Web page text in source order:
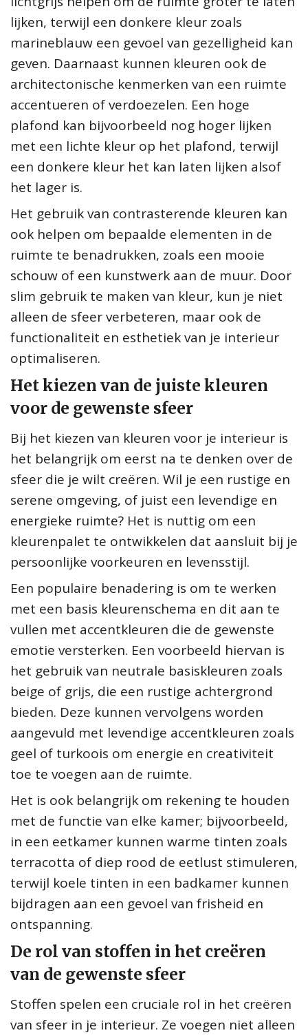
lijken, terwijl een donkere kleur zoals
marineblauw een gevoel van gezelligheid kan
geven. Daarnaast kunnen kleuren ook de
architectonische kenmerken van een ruimte
accentueren of verdoezelen. Een hoge
plafond kan bijvoorbeeld nog hoger lijken
met een lichte kleur op het plafond, terwijl
een donkere kleur het kan laten lijken alsof
het lager is.
Het gebruik van contrasterende kleuren kan
ook helpen om bepaalde elementen in de
ruimte te benadrukken, zoals een mooie
schouw of een kunstwerk aan de muur. Door
slim gebruik te maken van kleur, kun je niet
alleen de sfeer verbeteren, maar ook de
functionaliteit en esthetiek van je interieur
optimaliseren.
Het kiezen van de juiste kleuren
voor de gewenste sfeer
Bij het kiezen van kleuren voor je interieur is
het belangrijk om eerst na te denken over de
sfeer die je wilt creëren. Wil je een rustige en
serene omgeving, of juist een levendige en
energieke ruimte? Het is nuttig om een
kleurenpalet te ontwikkelen dat aansluit bij je
persoonlijke voorkeuren en levensstijl.
Een populaire benadering is om te werken
met een basis kleurenschema en dit aan te
vullen met accentkleuren die de gewenste
emotie versterken. Een voorbeeld hiervan is
het gebruik van neutrale basiskleuren zoals
beige of grijs, die een rustige achtergrond
bieden. Deze kunnen vervolgens worden
aangevuld met levendige accentkleuren zoals
geel of turkoois om energie en creativiteit
toe te voegen aan de ruimte.
Het is ook belangrijk om rekening te houden
met de functie van elke kamer; bijvoorbeeld,
in een eetkamer kunnen warme tinten zoals
terracotta of diep rood de eetlust stimuleren,
terwijl koele tinten in een badkamer kunnen
bijdragen aan een gevoel van frisheid en
ontspanning.
De rol van stoffen in het creëren
van de gewenste sfeer
Stoffen spelen een cruciale rol in het creëren
van sfeer in je interieur. Ze voegen niet alleen